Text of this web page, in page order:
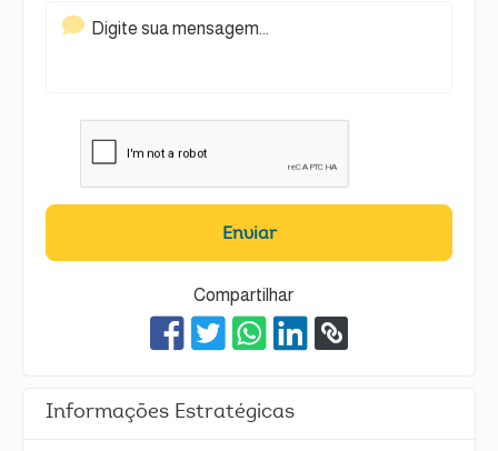
Enviar
Compartilhar
Informações Estratégicas